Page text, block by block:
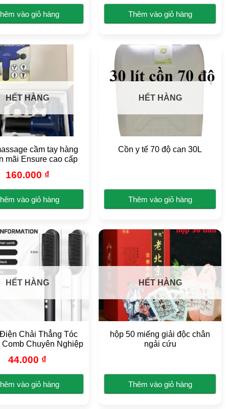
vào giỏ hàng
có
nhiều
thể.
Các
tùy
chọn
có
thể
được
trang
phẩm
Thêm vào giỏ hàng
HẾT HÀNG
cầm tay hàng
mãi Ensure cao cấp
160.000 ₫
vào giỏ hàng
có
nhiều
thể.
có
thể
được
trang
HẾT HÀNG
Cồn y tế 70 độ can 30L
Thêm vào giỏ hàng
HẾT HÀNG
Chải Thẳng Tóc
Comb Chuyên Nghiệp
44.000 ₫
vào giỏ hàng
HẾT HÀNG
hộp 50 miếng giải độc chân
ngải cứu
Thêm vào giỏ hàng